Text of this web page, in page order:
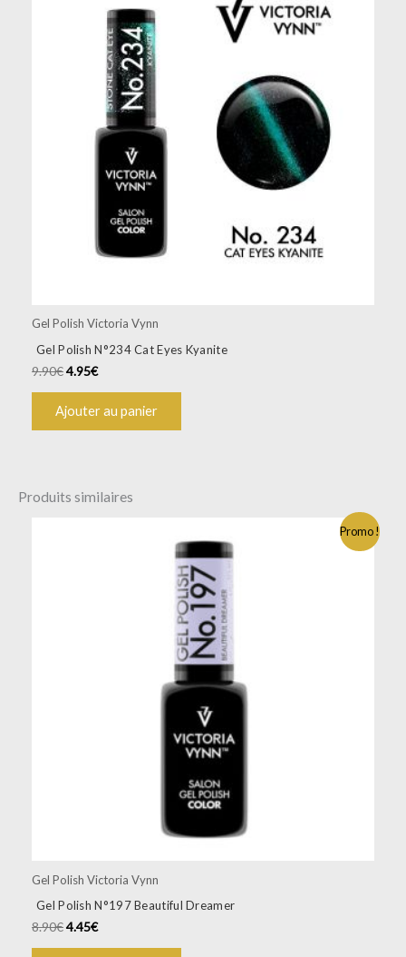
Gel Polish Victoria Vynn
Gel Polish N°234 Cat Eyes Kyanite
9.90€4.95€
Ajouter au panier
Produits similaires
Promo !
Gel Polish Victoria Vynn
Gel Polish N°197 Beautiful Dreamer
8.90€4.45€